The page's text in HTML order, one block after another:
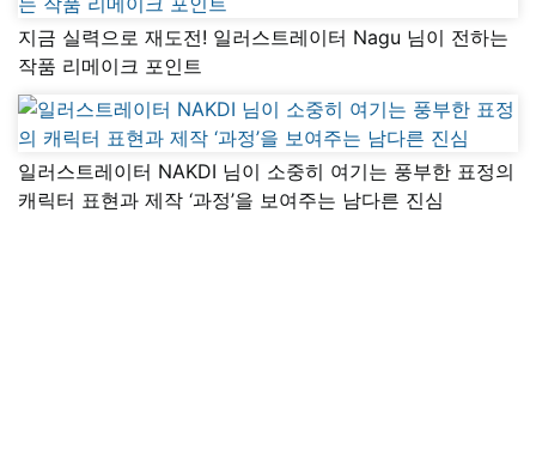
지금 실력으로 재도전! 일러스트레이터 Nagu 님이 전하는
작품 리메이크 포인트
일러스트레이터 NAKDI 님이 소중히 여기는 풍부한 표정의
캐릭터 표현과 제작 ‘과정’을 보여주는 남다른 진심